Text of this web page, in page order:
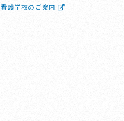
看護学校のご案内